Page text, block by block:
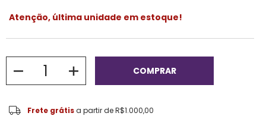
Atenção, última unidade em estoque!
Frete grátis R$1.000,00
Frete grátisa partir deR$1.000,00